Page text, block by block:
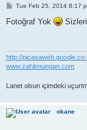
P
s
Tue Feb 25, 2014 8:17
Fotoğraf Yok
http://
www.zahitmungan.com
Lanet olsun içimdeki
okane